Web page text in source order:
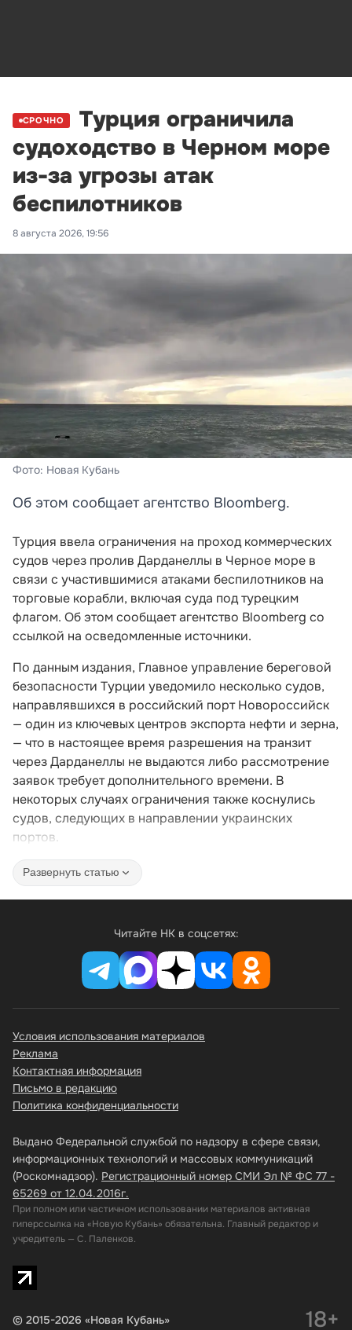
СРОЧНО
Турция ограничила
судоходство в Черном море
из-за угрозы атак
беспилотников
8 августа 2026, 19:56
Фото: Новая Кубань
Об этом сообщает агентство Bloomberg.
Турция ввела ограничения на проход коммерческих
судов через пролив Дарданеллы в Черное море в
связи с участившимися атаками беспилотников на
торговые корабли, включая суда под турецким
флагом. Об этом сообщает агентство Bloomberg со
ссылкой на осведомленные источники.
По данным издания, Главное управление береговой
безопасности Турции уведомило несколько судов,
направлявшихся в российский порт Новороссийск
— один из ключевых центров экспорта нефти и зерна,
— что в настоящее время разрешения на транзит
через Дарданеллы не выдаются либо рассмотрение
заявок требует дополнительного времени. В
некоторых случаях ограничения также коснулись
судов, следующих в направлении украинских
портов.
Развернуть статью
Читайте НК в соцсетях:
Выдано Федеральной службой по надзору в сфере связи,
информационных технологий и массовых коммуникаций
(Роскомнадзор). Регистрационный номер СМИ Эл № ФС 77 -
65269 от 12.04.2016г.
При полном или частичном использовании материалов активная
гиперссылка на «Новую Кубань» обязательна. Главный редактор и
учредитель — С. Паленков.
Условия использования материалов
Реклама
Контактная информация
Письмо в редакцию
Политика конфиденциальности
© 2015-2026 «Новая Кубань» 18+